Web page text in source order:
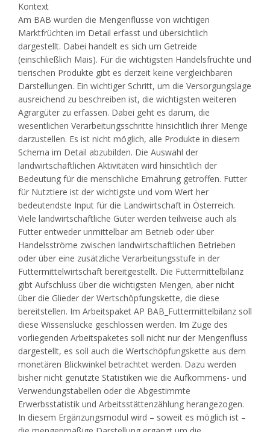
Kontext
Am BAB wurden die Mengenflüsse von wichtigen
Marktfrüchten im Detail erfasst und übersichtlich
dargestellt. Dabei handelt es sich um Getreide
(einschließlich Mais). Für die wichtigsten Handelsfrüchte und
tierischen Produkte gibt es derzeit keine vergleichbaren
Darstellungen. Ein wichtiger Schritt, um die Versorgungslage
ausreichend zu beschreiben ist, die wichtigsten weiteren
Agrargüter zu erfassen. Dabei geht es darum, die
wesentlichen Verarbeitungsschritte hinsichtlich ihrer Menge
darzustellen. Es ist nicht möglich, alle Produkte in diesem
Schema im Detail abzubilden. Die Auswahl der
landwirtschaftlichen Aktivitäten wird hinsichtlich der
Bedeutung für die menschliche Ernährung getroffen. Futter
für Nutztiere ist der wichtigste und vom Wert her
bedeutendste Input für die Landwirtschaft in Österreich.
Viele landwirtschaftliche Güter werden teilweise auch als
Futter entweder unmittelbar am Betrieb oder über
Handelsströme zwischen landwirtschaftlichen Betrieben
oder über eine zusätzliche Verarbeitungsstufe in der
Futtermittelwirtschaft bereitgestellt. Die Futtermittelbilanz
gibt Aufschluss über die wichtigsten Mengen, aber nicht
über die Glieder der Wertschöpfungskette, die diese
bereitstellen. Im Arbeitspaket AP BAB_Futtermittelbilanz soll
diese Wissenslücke geschlossen werden. Im Zuge des
vorliegenden Arbeitspaketes soll nicht nur der Mengenfluss
dargestellt, es soll auch die Wertschöpfungskette aus dem
monetären Blickwinkel betrachtet werden. Dazu werden
bisher nicht genutzte Statistiken wie die Aufkommens- und
Verwendungstabellen oder die Abgestimmte
Erwerbsstatistik und Arbeitsstättenzählung herangezogen.
In diesem Ergänzungsmodul wird – soweit es möglich ist –